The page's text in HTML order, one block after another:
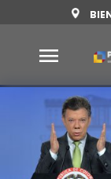
al
contenido
principal
Por
qué
Colombia